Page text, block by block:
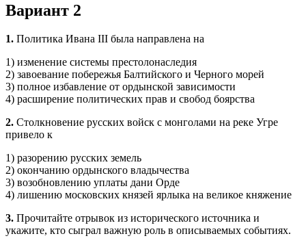
Вариант 2
1. Политика Ивана III была направлена на
1) изменение системы престолонаследия
2) завоевание побережья Балтийского и Черного морей
3) полное избавление от ордынской зависимости
4) расширение политических прав и свобод боярства
2. Столкновение русских войск с монголами на реке Угре
привело к
1) разорению русских земель
2) окончанию ордынского владычества
3) возобновлению уплаты дани Орде
4) лишению московских князей ярлыка на великое княжение
3. Прочитайте отрывок из исторического источника и
укажите, кто сыграл важную роль в описываемых событиях.